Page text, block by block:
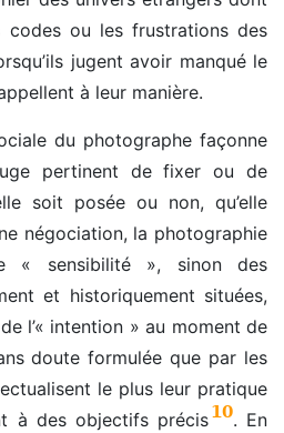
ou les frustrations des
jugent avoir manqué le
à leur manière.
du photographe façonne
pertinent de fixer ou de
soit posée ou non, qu’elle
négociation, la photographie
« sensibilité », sinon des
et historiquement situées,
l’« intention » au moment de
doute formulée que par les
le plus leur pratique
à des objectifs précis10. En